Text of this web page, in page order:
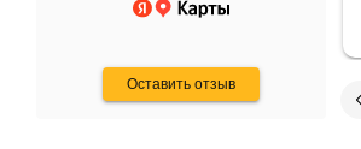
Оставить отзыв